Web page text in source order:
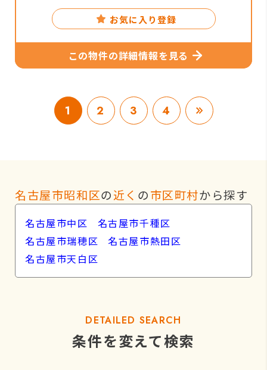
お気に入り登録
この物件の詳細情報を見る
1 2 3 4
名古屋市昭和区の近く の市区町村から探す
名古屋市中区
名古屋市千種区
名古屋市瑞穂区
名古屋市熱田区
名古屋市天白区
DETAILED SEARCH
条件を変えて検索